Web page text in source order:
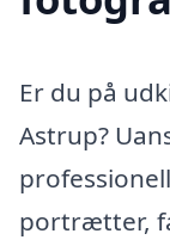
Er du på
Astrup?
portrætter,